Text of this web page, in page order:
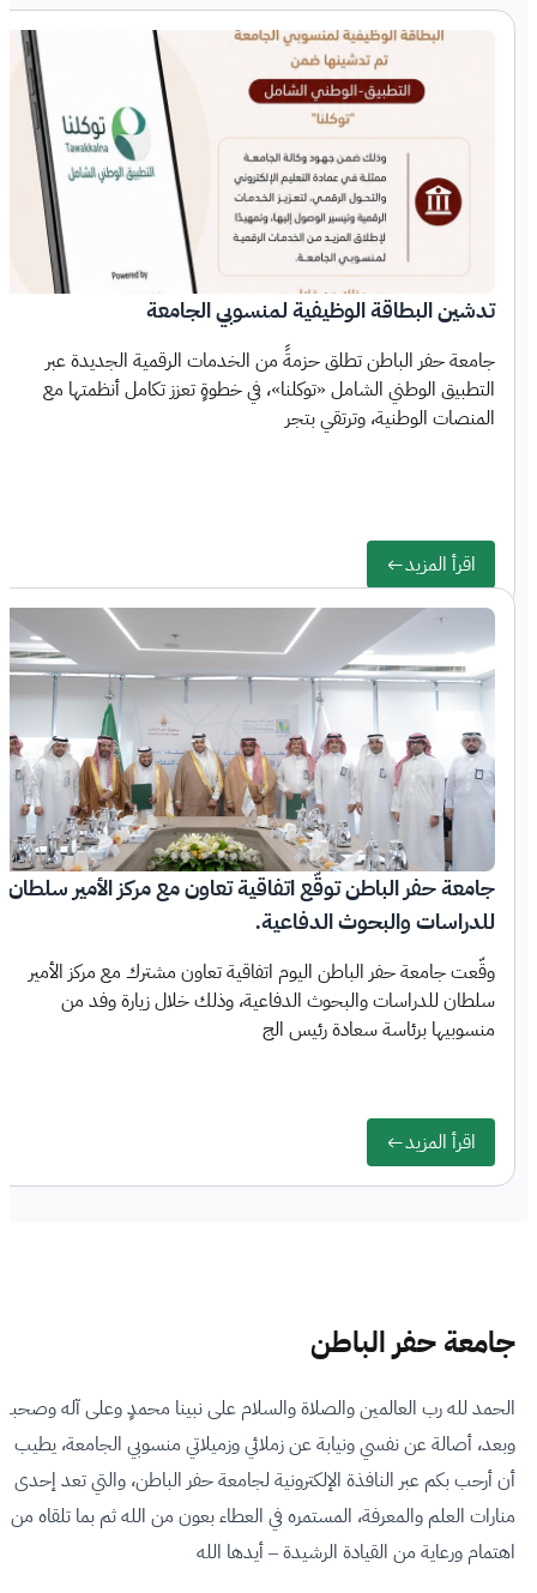
تدشين البطاقة الوظيفية لمنسوبي الجامعة
جامعة حفر الباطن تطلق حزمةً من الخدمات الرقمية الجديدة عبر
التطبيق الوطني الشامل «توكلنا»، في خطوةٍ تعزز تكامل أنظمتها مع
المنصات الوطنية، وترتقي بتجر
اقرأ المزيد
جامعة حفر الباطن توقّع اتفاقية تعاون مع مركز الأمير سلطان
للدراسات والبحوث الدفاعية.
وقّعت جامعة حفر الباطن اليوم اتفاقية تعاون مشترك مع مركز الأمير
سلطان للدراسات والبحوث الدفاعية، وذلك خلال زيارة وفد من
منسوبيها برئاسة سعادة رئيس الج
اقرأ المزيد
جامعة حفر الباطن
الحمد لله رب العالمين والصلاة والسلام على نبينا محمدٍ وعلى آله وصحبه
وبعد، أصالة عن نفسي ونيابة عن زملائي وزميلاتي منسوبي الجامعة، يطيب
أن أرحب بكم عبر النافذة الإلكترونية لجامعة حفر الباطن، والتي تعد إحدى
منارات العلم والمعرفة، المستمره في العطاء بعون من الله ثم بما تلقاه من
اهتمام ورعاية من القيادة الرشيدة – أيدها الله